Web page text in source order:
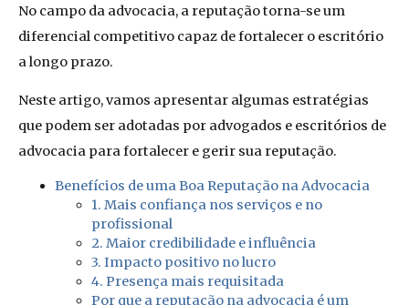
No campo da advocacia, a reputação torna-se um
diferencial competitivo capaz de fortalecer o escritório
a longo prazo.
Neste artigo, vamos apresentar algumas estratégias
que podem ser adotadas por advogados e escritórios de
advocacia para fortalecer e gerir sua reputação.
Benefícios de uma Boa Reputação na Advocacia
1. Mais confiança nos serviços e no
profissional
2. Maior credibilidade e influência
3. Impacto positivo no lucro
4. Presença mais requisitada
Por que a reputação na advocacia é um